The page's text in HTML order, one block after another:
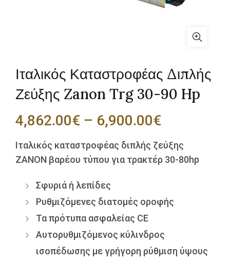
Ιταλικός Καταστροφέας Διπλής
Ζεύξης Zanon Trg 30-90 Hp
4,862.00€ – 6,900.00€Price
range:
4,862.00€
6,900.00€
Ιταλικός καταστροφέας διπλής ζεύξης
ZANON βαρέου τύπου για τρακτέρ 30-80hp
Σφυριά ή λεπίδες
Ρυθμιζόμενες διατομές οροφής
Τα πρότυπα ασφαλείας CE
Αυτορυθμιζόμενος κύλινδρος
ισοπέδωσης με γρήγορη ρύθμιση ύψους